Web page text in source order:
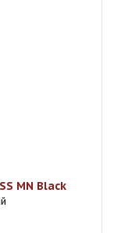
MN Black